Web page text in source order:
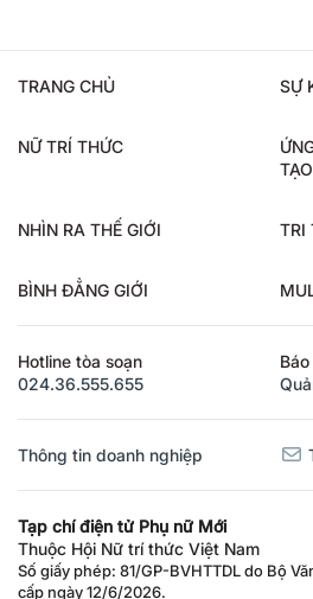
TRANG CHỦ SỰ
NỮ TRÍ THỨC
TẠO
NHÌN RA THẾ GIỚI TRI
BÌNH ĐẲNG GIỚI
Hotline tòa soạn
024.36.555.655
Thông tin doanh nghiệp
Tạp chí điện tử Phụ nữ Mới
Thuộc Hội Nữ trí thức Việt Nam
Số giấy phép: 81/GP-BVHTTDL do Bộ
cấp ngày 12/6/2026.